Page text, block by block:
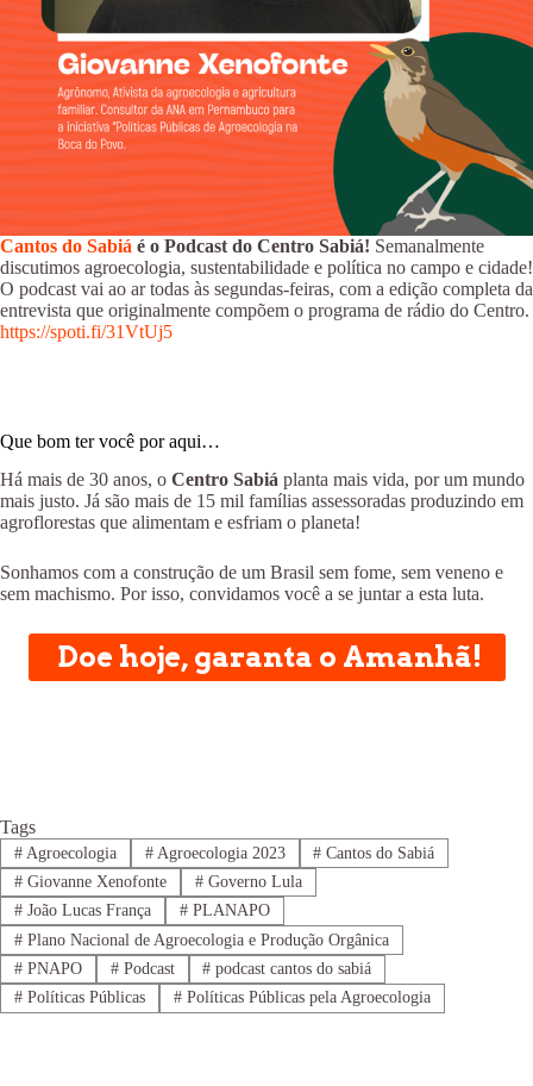
Cantos do Sabiá é o Podcast do Centro Sabiá! Semanalmente
discutimos agroecologia, sustentabilidade e política no campo e cidade!
O podcast vai ao ar todas às segundas-feiras, com a edição completa da
entrevista que originalmente compõem o programa de rádio do Centro.
https://spoti.fi/31VtUj5
Que bom ter você por aqui…
Há mais de 30 anos, o Centro Sabiá planta mais vida, por um mundo
mais justo. Já são mais de 15 mil famílias assessoradas produzindo em
agroflorestas que alimentam e esfriam o planeta!
Sonhamos com a construção de um Brasil sem fome, sem veneno e
sem machismo. Por isso, convidamos você a se juntar a esta luta.
Doe hoje, garanta o Amanhã!
Tags
#Agroecologia #Agroecologia 2023 # Cantos do Sabiá
#Giovanne Xenofonte #Governo Lula
#João Lucas França #PLANAPO
#Plano Nacional de Agroecologia e Produção Orgânica
#PNAPO #Podcast # podcast cantos do sabiá
#Políticas Públicas #Políticas Públicas pela Agroecologia